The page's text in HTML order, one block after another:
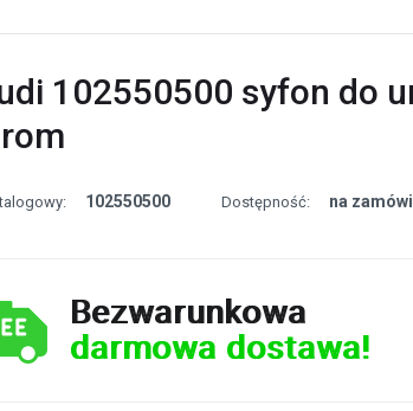
102550500 syfon do
102550500 Dostępność: na
Bezwarunkowa
darmowa dostawa!